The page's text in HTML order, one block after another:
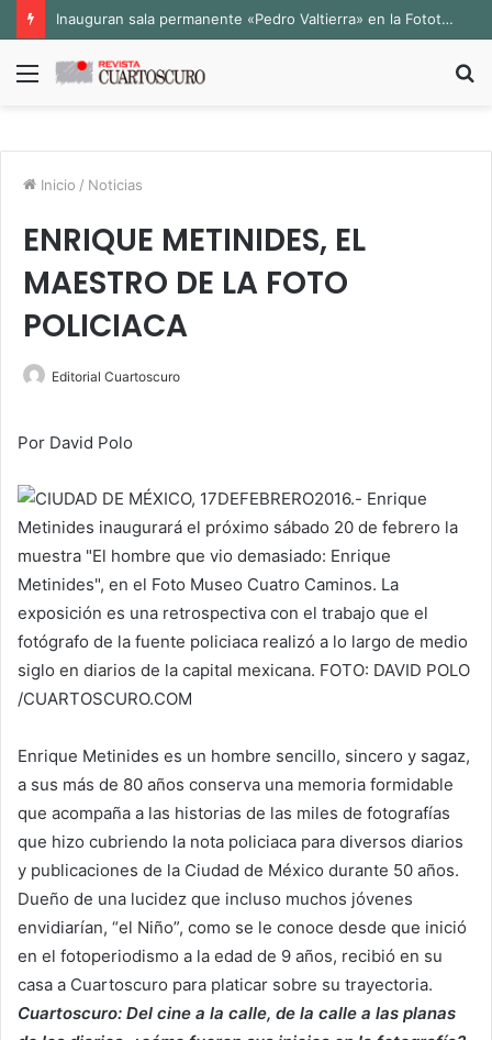
Inauguran sala permanente «Pedro Valtierra» en la Fototeca de Zacatecas
Menú
Inicio / Noticias
ENRIQUE METINIDES, EL
MAESTRO DE LA FOTO
POLICIACA
Editorial Cuartoscuro
Por David Polo
Enrique Metinides es un hombre sencillo, sincero y sagaz,
a sus más de 80 años conserva una memoria formidable
que acompaña a las historias de las miles de fotografías
que hizo cubriendo la nota policiaca para diversos diarios
y publicaciones de la Ciudad de México durante 50 años.
Dueño de una lucidez que incluso muchos jóvenes
envidiarían, “el Niño”, como se le conoce desde que inició
en el fotoperiodismo a la edad de 9 años, recibió en su
casa a Cuartoscuro para platicar sobre su trayectoria.
Cuartoscuro: Del cine a la calle, de la calle a las planas